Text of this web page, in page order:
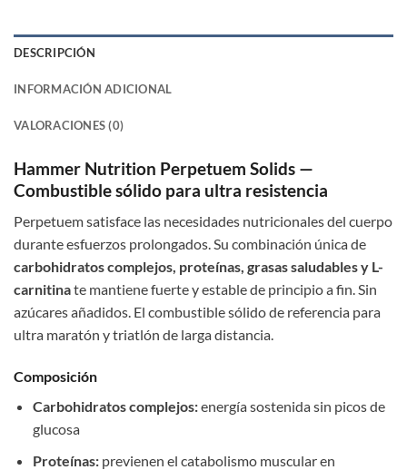
DESCRIPCIÓN
INFORMACIÓN ADICIONAL
VALORACIONES (0)
Hammer Nutrition Perpetuem Solids —
Combustible sólido para ultra resistencia
Perpetuem satisface las necesidades nutricionales del cuerpo
durante esfuerzos prolongados. Su combinación única de
carbohidratos complejos, proteínas, grasas saludables y L-
carnitinate mantiene fuerte y estable de principio a fin. Sin
azúcares añadidos. El combustible sólido de referencia para
ultra maratón y triatlón de larga distancia.
Composición
Carbohidratos complejos:energía sostenida sin picos de
glucosa
Proteínas:previenen el catabolismo muscular en